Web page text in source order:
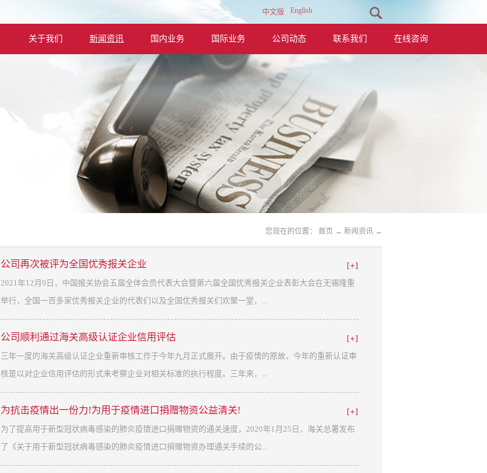
中文版 English
关于我们 新闻资讯 国内业务 国际业务 公司动态 联系我们 在线咨询
您现在的位置： 首页 → 新闻资讯 →
公司再次被评为全国优秀报关企业
2021年12月9日，中国报关协会五届全体会员代表大会暨第六届全国优秀报关企业表彰大会在无锡隆重
举行，全国一百多家优秀报关企业的代表们以及全国优秀报关们欢聚一堂，...
见证了这一全国报关业界的盛事。 我们天津宏利伟业国际货运代理有限公司公司总部位于经济高速崛起
的滨海新区金融中心地带。毗邻首都门户----天津港，靠近天津海关及航运中心，交通便利，地理位置得
实力、良好的信誉、热情周到的服务和员工出色的业务素质赢得了众多客户的信赖与好评。充分发挥海
关与进出口企业之间的桥梁与纽带作用，着力于更好地为企业和社会服务。为此公司得到了国家相关部
门的充分肯定和全行业的高度赞誉。此次再次有幸被评为全国优秀报关企业，我们深感欣慰和自豪，更
公司顺利通过海关高级认证企业信用评估
三年一度的海关高级认证企业重新审核工作于今年九月正式展开。由于疫情的原故，今年的重新认证审
核是以对企业信用评估的形式来考察企业对相关标准的执行程度。三年来，...
我公司严格执行三年前发布的AEO高级认证企业相关标准，特别是去年初在新标准颁布实施之后，我公
司根据新标准升级完善了公司相应的制度，并快速有效地进行了实施和执行，不仅仅是为了迎接今年的
为抗击疫情出一份力!为用于疫情进口捐赠物资公益清关!
为了提高用于新型冠状病毒感染的肺炎疫情进口捐赠物资的通关速度，2020年1月25日，海关总署发布
了《关于用于新型冠状病毒感染的肺炎疫情进口捐赠物资办理通关手续的公...